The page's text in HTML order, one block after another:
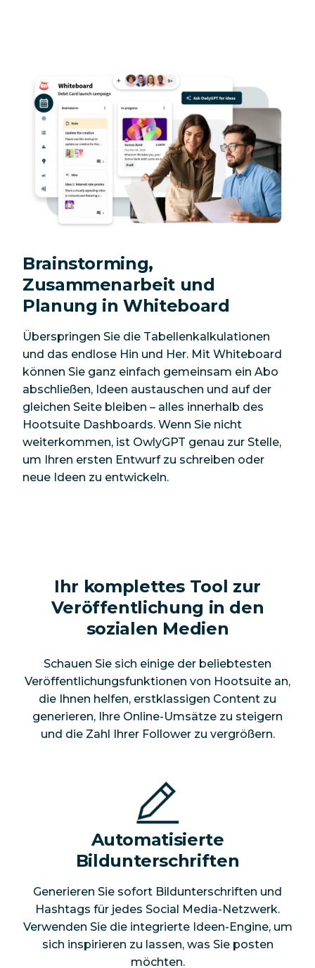
Brainstorming,
Zusammenarbeit und
Planung in Whiteboard
Überspringen Sie die Tabellenkalkulationen
und das endlose Hin und Her. Mit Whiteboard
können Sie ganz einfach gemeinsam ein Abo
abschließen, Ideen austauschen und auf der
gleichen Seite bleiben – alles innerhalb des
Hootsuite Dashboards. Wenn Sie nicht
weiterkommen, ist OwlyGPT genau zur Stelle,
um Ihren ersten Entwurf zu schreiben oder
neue Ideen zu entwickeln.
Ihr komplettes Tool zur
Veröffentlichung in den
sozialen Medien
Schauen Sie sich einige der beliebtesten
Veröffentlichungsfunktionen von Hootsuite an,
die Ihnen helfen, erstklassigen Content zu
generieren, Ihre Online-Umsätze zu steigern
und die Zahl Ihrer Follower zu vergrößern.
Automatisierte
Bildunterschriften
Generieren Sie sofort Bildunterschriften und
Hashtags für jedes Social Media-Netzwerk.
Verwenden Sie die integrierte Ideen-Engine, um
sich inspirieren zu lassen, was Sie posten
möchten.